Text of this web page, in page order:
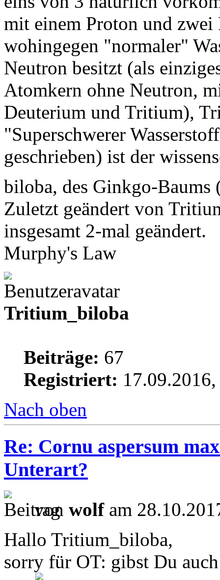
mit einem Proton und
wohingegen "normaler"
Neutron besitzt (als
Atomkern ohne Neutron,
Deuterium und Tritium),
"Superschwerer
geschrieben) ist der
biloba, des Ginkgo-
Zuletzt geändert von
insgesamt 2-mal geändert.
Murphy's Law
Tritium_biloba
Beiträge: 67
Registriert:
Nach oben
Re: Cornu aspersum
Unterart?
von wolfam
Hallo Tritium_biloba,
sorry für OT: gibst Du